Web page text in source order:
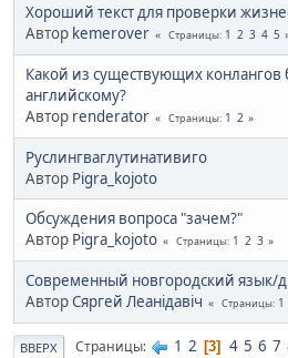
Хороший текст для проверки
Автор kemerover Страницы 1 2 3 4 5
Какой из существующих конлангов
английскому?
Автор renderator Страницы 1 2
Руслингваглутинативиго
Автор Pigra_kojoto
Обсуждения вопроса "зачем?"
Автор Pigra_kojoto Страницы 1 2 3
Современный новгородский язык/
АвторСяргей Леанідавіч Страницы 1
ВВЕРХ Страницы 1 2 3 4 5 6 7